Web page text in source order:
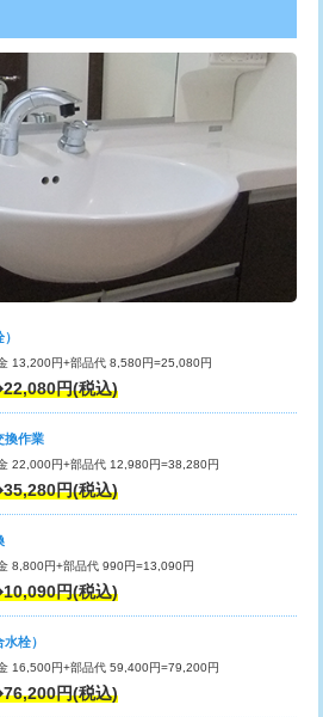
現場見積
の価格です。
・埋め戻し作
11,000円
・HI）使
33,000円
・HI）使
鋼管・銅
3ｍまで)
44,000円
鋼管・銅
3ｍ超え)
埋め戻し作
/3ｍまで） 55,000円
工事/3ｍ超
め戻し作業）
）
）
え +3,300円
33,000円
理・清掃・修
（軽作業）
11,000円
理・清掃・修
（中作業）
22,000円
理・清掃・修
ど（重作業）
33,000円
・デッキ
付・デッキ
16,500円+材料費
13,200円+部品代 8,580円=25,080円
円(税込)
換作業
22,000円+部品代 12,980円=38,280円
円(税込)
8,800円+部品代 990円=13,090円
円(税込)
栓）
16,500円+部品代 59,400円=79,200円
円(税込)